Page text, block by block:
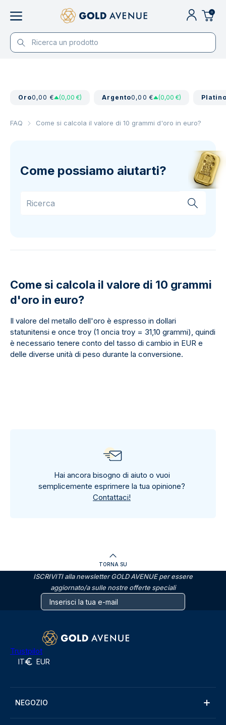
0
Oro0,00 € (0,00 €) Argento0,00 € (0,00 €)
FAQ Come si calcola il valore di 10 grammi d'oro in euro?
Come possiamo aiutarti?
Come si calcola il valore di 10 grammi
d'oro in euro?
Il valore del metallo dell'oro è espresso in dollari
statunitensi e once troy (1 oncia troy = 31,10 grammi), quindi
è necessario tenere conto del tasso di cambio in EUR e
delle diverse unità di peso durante la conversione.
Hai ancora bisogno di aiuto o vuoi
semplicemente esprimere la tua opinione?
Contattaci!
TORNA SU
ISCRIVITI alla newsletter GOLD AVENUE per essere
aggiornato/a sulle nostre offerte speciali
Trustpilot
IT EUR
NEGOZIO